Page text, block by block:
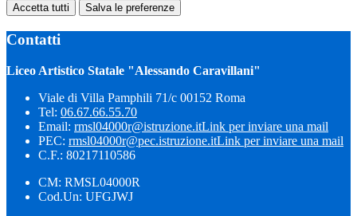
Accetta tutti Salva le preferenze
Contatti
Liceo Artistico Statale "Alessando Caravillani"
Viale di Villa Pamphili 71/c 00152 Roma
Tel: 06.67.66.55.70
Email: rmsl04000r@istruzione.itLink per inviare una mail
PEC: rmsl04000r@pec.istruzione.itLink per inviare una mail
C.F.: 80217110586
CM: RMSL04000R
Cod.Un: UFGJWJ